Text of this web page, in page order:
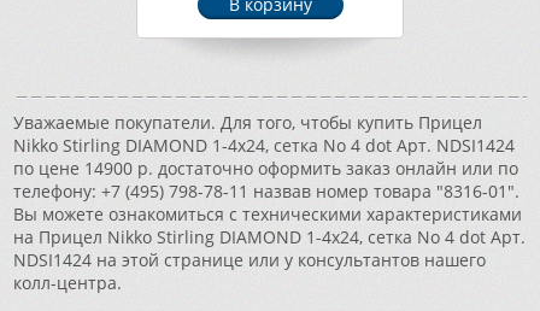
Уважаемые покупатели. Для того, чтобы купить Прицел
Nikko Stirling DIAMOND 1-4x24, сетка No 4 dot Арт. NDSI1424
по цене 14900 р. достаточно оформить заказ онлайн или по
телефону: +7 (495) 798-78-11 назвав номер товара "8316-01".
Вы можете ознакомиться с техническими характеристиками
на Прицел Nikko Stirling DIAMOND 1-4x24, сетка No 4 dot Арт.
NDSI1424 на этой странице или у консультантов нашего
колл-центра.